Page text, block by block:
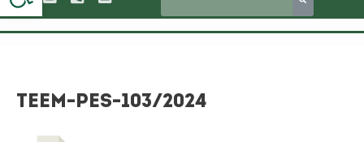
TEEM-PES-103/2024